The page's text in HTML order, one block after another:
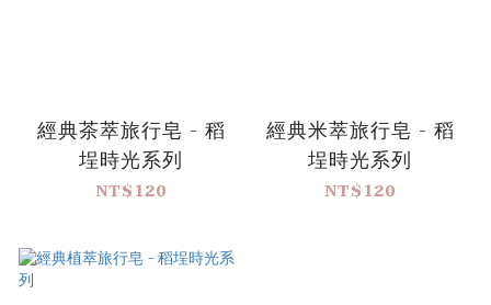
經典茶萃旅行皂 - 稻
埕時光系列
NT$120
經典米萃旅行皂 - 稻
埕時光系列
NT$120